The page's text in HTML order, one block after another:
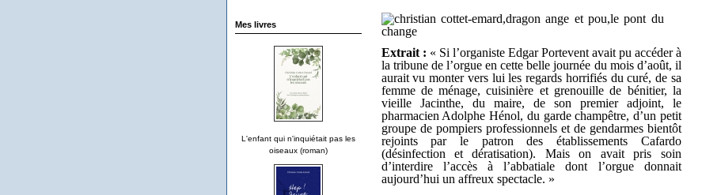
Mes livres
L'enfant qui n'inquiétait pas les
oiseaux (roman)
Extrait : « Si l’organiste Edgar Portevent avait pu accéder à
la tribune de l’orgue en cette belle journée du mois d’août, il
aurait vu monter vers lui les regards horrifiés du curé, de sa
femme de ménage, cuisinière et grenouille de bénitier, la
vieille Jacinthe, du maire, de son premier adjoint, le
pharmacien Adolphe Hénol, du garde champêtre, d’un petit
groupe de pompiers professionnels et de gendarmes bientôt
rejoints par le patron des établissements Cafardo
(désinfection et dératisation). Mais on avait pris soin
d’interdire l’accès à l’abbatiale dont l’orgue donnait
aujourd’hui un affreux spectacle. »